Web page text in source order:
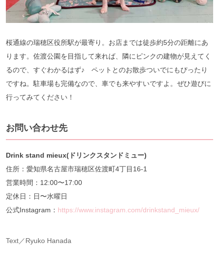
桜通線の瑞穂区役所駅が最寄り。お店までは徒歩約5分の距離にあ
ります。佐渡公園を目指して来れば、隣にピンクの建物が見えてく
るので、すぐわかるはず♪ ペットとのお散歩ついでにもぴったり
ですね。駐車場も完備なので、車でも来やすいですよ。ぜひ遊びに
行ってみてください！
お問い合わせ先
Drink stand mieux(ドリンクスタンドミュー)
住所：愛知県名古屋市瑞穂区佐渡町4丁目16-1
営業時間：12:00〜17:00
定休日：日〜水曜日
公式Instagram： https://www.instagram.com/drinkstand_mieux/
Text／Ryuko Hanada